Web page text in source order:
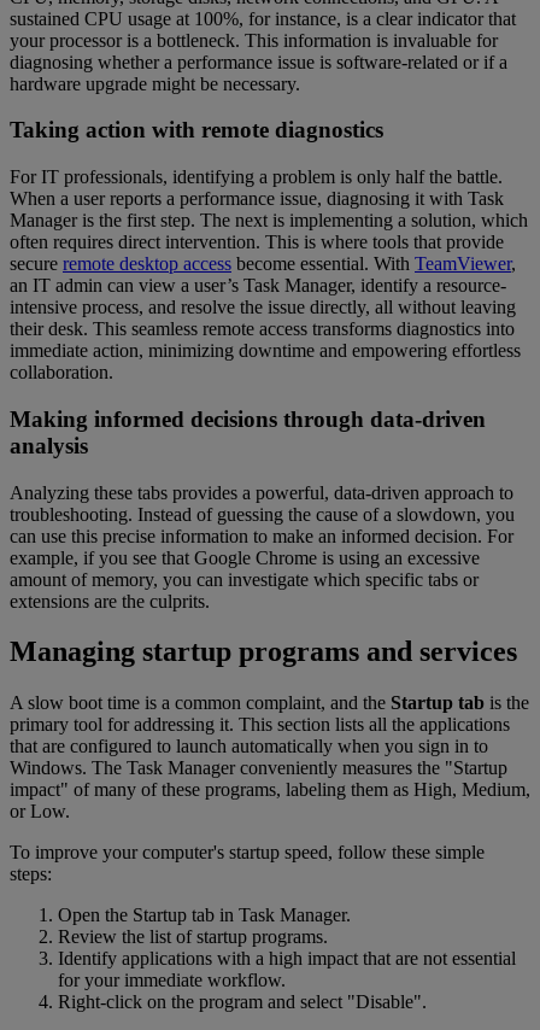
sustained CPU usage at 100%, for instance, is a clear indicator that
your processor is a bottleneck. This information is invaluable for
diagnosing whether a performance issue is software-related or if a
hardware upgrade might be necessary.
Taking action with remote diagnostics
For IT professionals, identifying a problem is only half the battle.
When a user reports a performance issue, diagnosing it with Task
Manager is the first step. The next is implementing a solution, which
often requires direct intervention. This is where tools that provide
secure remote desktop access become essential. With TeamViewer,
an IT admin can view a user’s Task Manager, identify a resource-
intensive process, and resolve the issue directly, all without leaving
their desk. This seamless remote access transforms diagnostics into
immediate action, minimizing downtime and empowering effortless
collaboration.
Making informed decisions through data-driven
analysis
Analyzing these tabs provides a powerful, data-driven approach to
troubleshooting. Instead of guessing the cause of a slowdown, you
can use this precise information to make an informed decision. For
example, if you see that Google Chrome is using an excessive
amount of memory, you can investigate which specific tabs or
extensions are the culprits.
Managing startup programs and services
A slow boot time is a common complaint, and the Startup tab is the
primary tool for addressing it. This section lists all the applications
that are configured to launch automatically when you sign in to
Windows. The Task Manager conveniently measures the "Startup
impact" of many of these programs, labeling them as High, Medium,
or Low.
To improve your computer's startup speed, follow these simple
steps:
Open the Startup tab in Task Manager.
Review the list of startup programs.
Identify applications with a high impact that are not essential
for your immediate workflow.
Right-click on the program and select "Disable".